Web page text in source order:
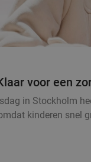
voor een
in Stockholm
kinderen snel